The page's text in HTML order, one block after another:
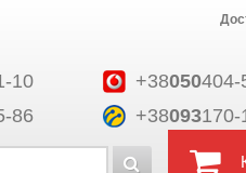
10 +38050404-
86 +38093170-